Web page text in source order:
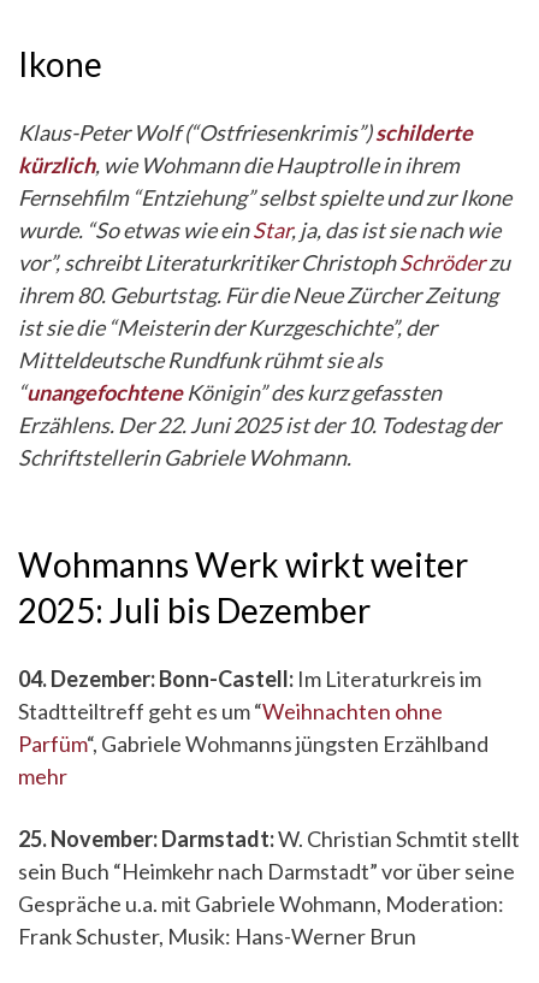
Ikone
Klaus-Peter Wolf (“Ostfriesenkrimis”)schilderte
kürzlich, wie Wohmann die Hauptrolle in ihrem
Fernsehfilm “Entziehung” selbst spielte und zur Ikone
wurde. “So etwas wie einStar, ja, das ist sie nach wie
vor”, schreibt Literaturkritiker ChristophSchröderzu
ihrem 80. Geburtstag. Für die Neue Zürcher Zeitung
ist sie die “Meisterin der Kurzgeschichte”, der
Mitteldeutsche Rundfunk rühmt sie als
“unangefochteneKönigin” des kurz gefassten
Erzählens. Der 22. Juni 2025 ist der 10. Todestag der
Schriftstellerin Gabriele Wohmann.
Wohmanns Werk wirkt weiter
2025: Juli bis Dezember
04. Dezember: Bonn-Castell: Im Literaturkreis im
Stadtteiltreff geht es um “Weihnachten ohne
Parfüm“, Gabriele Wohmanns jüngsten Erzählband
mehr
25. November: Darmstadt:W. Christian Schmtit stellt
sein Buch “Heimkehr nach Darmstadt” vor über seine
Gespräche u.a. mit Gabriele Wohmann, Moderation:
Frank Schuster, Musik: Hans-Werner Brun